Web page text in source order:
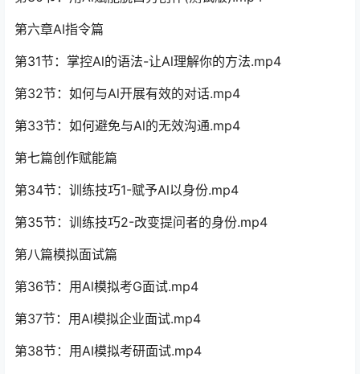
第六章AI指令篇
第31节：掌控Al的语法-让Al理解你的方法.mp4
第32节：如何与Al开展有效的对话.mp4
第33节：如何避免与Al的无效沟通.mp4
第七篇创作赋能篇
第34节：训练技巧1-赋予Al以身份.mp4
第35节：训练技巧2-改变提问者的身份.mp4
第八篇模拟面试篇
第36节：用Al模拟考G面试.mp4
第37节：用Al模拟企业面试.mp4
第38节：用AI模拟考研面试.mp4